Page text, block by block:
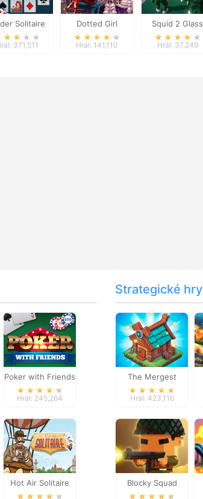
Solitaire
371,511
Dotted Girl
Valentine Dinner
Hrál: 141,110
Squid 2 Glass
Bridge
Hrál: 37,249
Poker with Friends
Hrál: 245,264
Hot Air Solitaire
Strategické hry
The Mergest
Kingdom
Hrál: 423,116
Blocky Squad